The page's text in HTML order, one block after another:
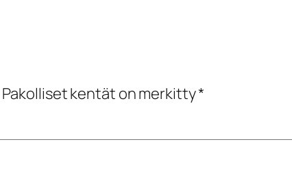
Pakolliset kentät on merkitty*